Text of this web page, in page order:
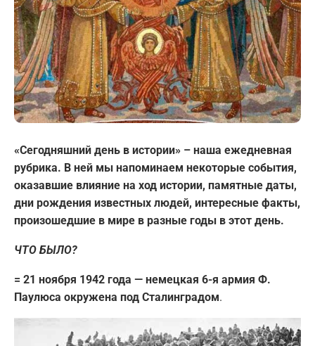
«Сегодняшний день в истории» – наша ежедневная
рубрика. В ней мы напоминаем некоторые события,
оказавшие влияние на ход истории, памятные даты,
дни рождения известных людей, интересные факты,
произошедшие в мире в разные годы в этот день.
ЧТО БЫЛО?
= 21 ноября 1942 года — немецкая 6-я армия Ф.
Паулюса окружена под Сталинградом.